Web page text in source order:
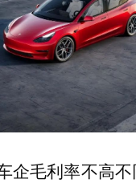
企毛利率不高